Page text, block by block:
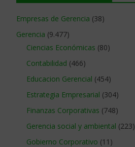
Empresas de Gerencia (38)
Gerencia (9.477)
Ciencias Económicas (80)
Contabilidad (466)
Educacion Gerencial (454)
Estrategia Empresarial (304)
Finanzas Corporativas (748)
Gerencia social y ambiental (223)
Gobierno Corporativo (11)